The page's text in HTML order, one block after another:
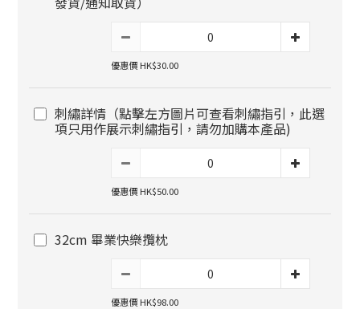
優惠價 HK$30.00
刺繡詳情（點擊左方圖片可查看刺繡指引，此選
項只用作展示刺繡指引，請勿加購本產品)
優惠價 HK$50.00
32cm 畢業快樂攬枕
優惠價 HK$98.00